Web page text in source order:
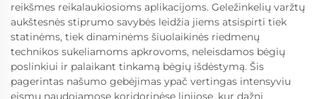
reikšmes reikalaukiosioms aplikacijoms. Geležinkelių varžtų
aukštesnės stiprumo savybės leidžia jiems atsispirti tiek
statinėms, tiek dinaminėms šiuolaikinės riedmenų
technikos sukeliamoms apkrovoms, neleisdamos bėgių
poslinkiui ir palaikant tinkamą bėgių išdėstymą. Šis
pagerintas našumo gebėjimas ypač vertingas intensyviu
eismu naudojamose koridorinėse linijose, kur dažni